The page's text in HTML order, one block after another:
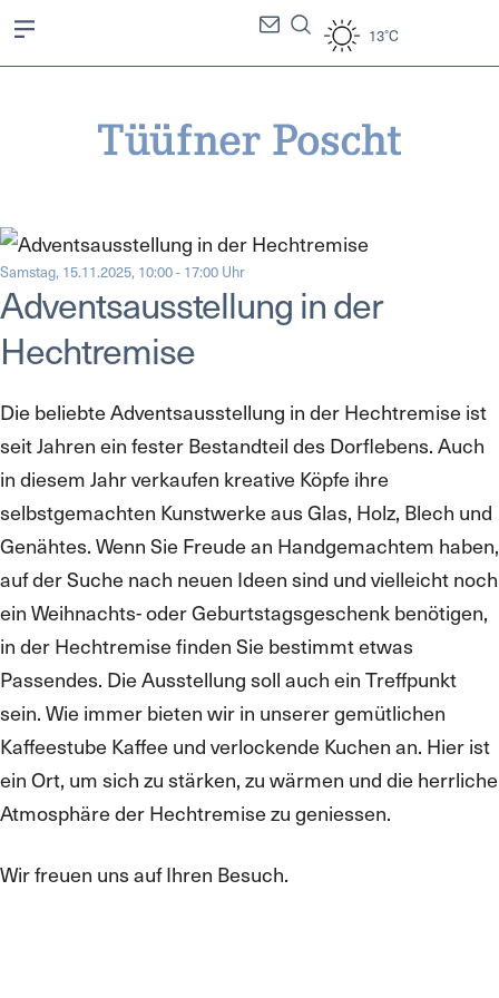
13°C
Samstag, 15.11.2025, 10:00 - 17:00 Uhr
Adventsausstellung in der
Hechtremise
Die beliebte Adventsausstellung in der Hechtremise ist
seit Jahren ein fester Bestandteil des Dorflebens. Auch
in diesem Jahr verkaufen kreative Köpfe ihre
selbstgemachten Kunstwerke aus Glas, Holz, Blech und
Genähtes. Wenn Sie Freude an Handgemachtem haben,
auf der Suche nach neuen Ideen sind und vielleicht noch
ein Weihnachts- oder Geburtstagsgeschenk benötigen,
in der Hechtremise finden Sie bestimmt etwas
Passendes. Die Ausstellung soll auch ein Treffpunkt
sein. Wie immer bieten wir in unserer gemütlichen
Kaffeestube Kaffee und verlockende Kuchen an. Hier ist
ein Ort, um sich zu stärken, zu wärmen und die herrliche
Atmosphäre der Hechtremise zu geniessen.
Wir freuen uns auf Ihren Besuch.